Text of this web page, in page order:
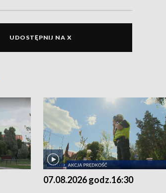
UDOSTĘPNIJ NA X
07.08.2026 godz.16:30